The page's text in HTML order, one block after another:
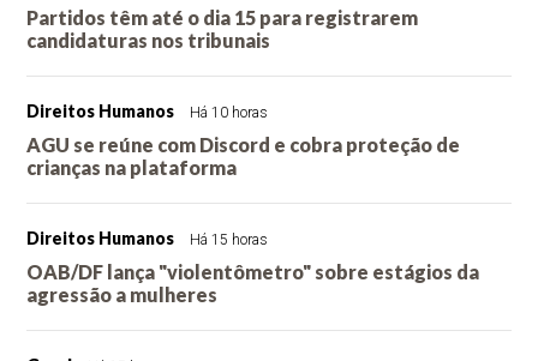
Partidos têm até o dia 15 para registrarem
candidaturas nos tribunais
Direitos Humanos Há 10 horas
AGU se reúne com Discord e cobra proteção de
crianças na plataforma
Direitos Humanos Há 15 horas
OAB/DF lança "violentômetro" sobre estágios da
agressão a mulheres